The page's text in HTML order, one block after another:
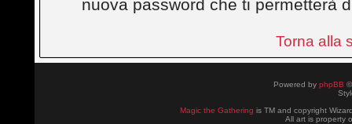
nuova password che ti permetterà
Torna alla
Powered by phpBB
Magic the Gathering is TM and copyright
All art is property